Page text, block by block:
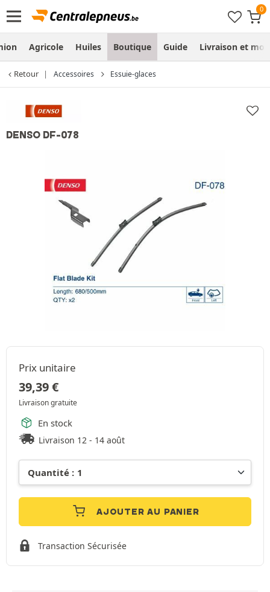
Agricole Huiles Boutique Guide Livraison et
Retour Accessoires Essuie-glaces
DENSO DF-078
Prix unitaire
39,39€
Livraison gratuite
En stock
Livraison 12 - 14 août
AJOUTER AU PANIER
Transaction Sécurisée